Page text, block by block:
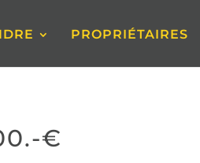
PROPRIÉTAIRES
€